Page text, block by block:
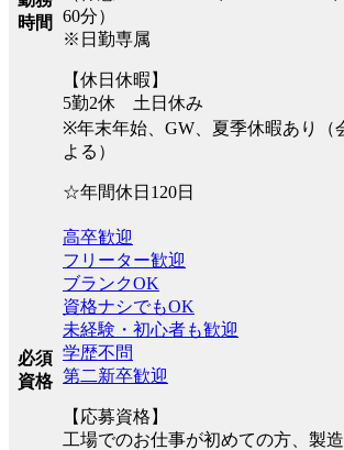
時間
60分）
※日勤専属
【休日休暇】
5勤2休 土日休み
※年末年始、GW、夏季休暇あり（
よる）
☆年間休日120日
必須
資格
高卒歓迎
フリーター歓迎
ブランクOK
資格ナシでもOK
未経験・初心者も歓迎
学歴不問
第二新卒歓迎
【応募資格】
工場でのお仕事が初めての方、製